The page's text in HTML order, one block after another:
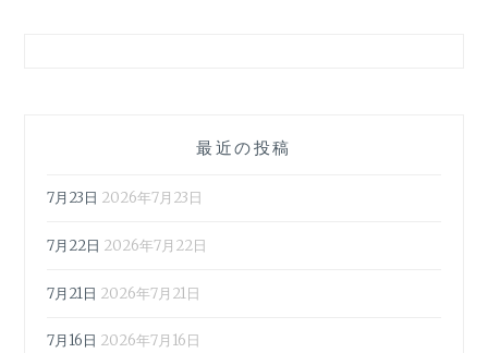
最近の投稿
7月23日 2026年7月23日
7月22日 2026年7月22日
7月21日 2026年7月21日
7月16日 2026年7月16日